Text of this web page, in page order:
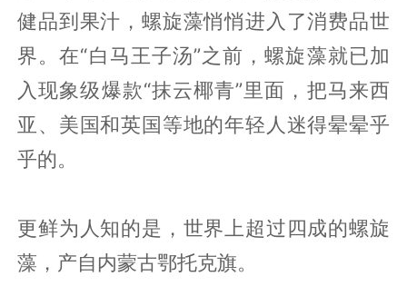
健品到果汁，螺旋藻悄悄进入了消费品世
界。在“白马王子汤”之前，螺旋藻就已加
入现象级爆款“抹云椰青”里面，把马来西
亚、美国和英国等地的年轻人迷得晕晕乎
乎的。
更鲜为人知的是，世界上超过四成的螺旋
藻，产自内蒙古鄂托克旗。